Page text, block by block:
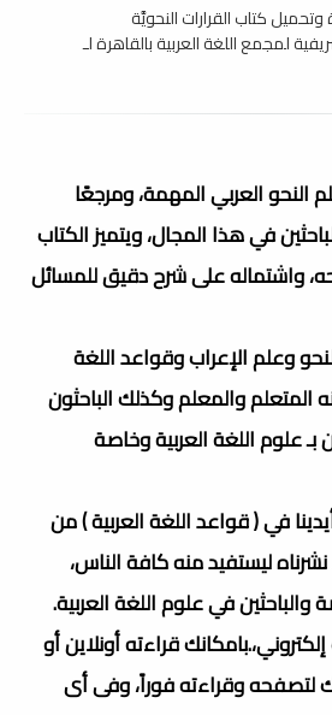
وتحميل كتاب القرارات النحويَّة
لمجمع اللغة العربية بالقاهرة لـ
النحو العربي المهمة، ومرجعًا
في هذا المجال، ويتميز الكتاب
واشتماله على شرح دقيق للمسائل
وعلم الإعراب وقواعد اللغة
المتعلم والمعلم وكذلك الباحثون
علوم اللغة العربية وخاصة
في ( قواعد اللغة العربية ) من
ليستفيد منه كافة الناس،
في علوم اللغة العربية.
قراءته أونلاين أو
لتصفحه وقراءته فوراً، وفى أى